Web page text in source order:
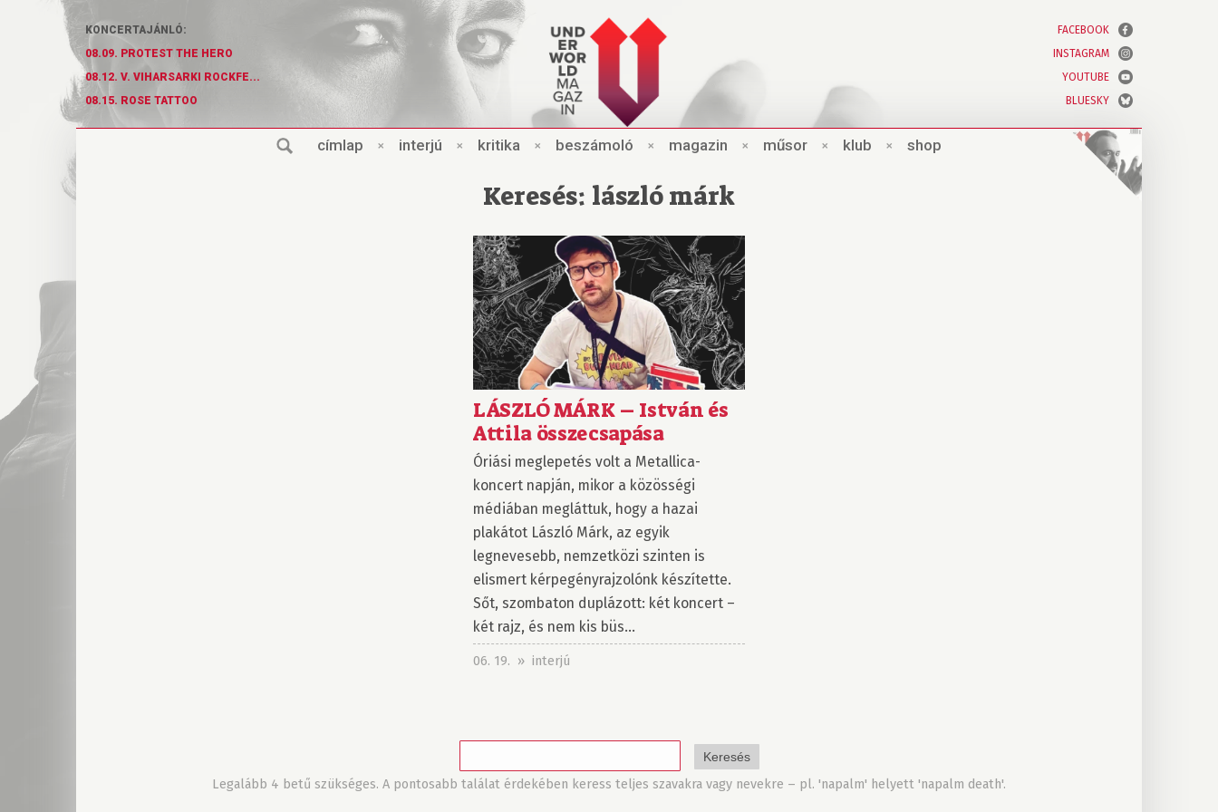
KONCERTAJÁNLÓ:
08.09. PROTEST THE HERO
08.12. V. VIHARSARKI ROCKFE...
08.15. ROSE TATTOO
FACEBOOK
INSTAGRAM
YOUTUBE
BLUESKY
címlap × interjú × kritika × beszámoló × magazin × műsor × klub × shop
Keresés: lászló márk
LÁSZLÓ MÁRK – István és
Attila összecsapása
Óriási meglepetés volt a Metallica-
koncert napján, mikor a közösségi
médiában megláttuk, hogy a hazai
plakátot László Márk, az egyik
legnevesebb, nemzetközi szinten is
elismert kérpegényrajzolónk készítette.
Sőt, szombaton duplázott: két koncert –
két rajz, és nem kis büs...
06. 19. » interjú
Legalább 4 betű szükséges. A pontosabb találat érdekében keress teljes szavakra vagy nevekre – pl. 'napalm' helyett 'napalm death'.